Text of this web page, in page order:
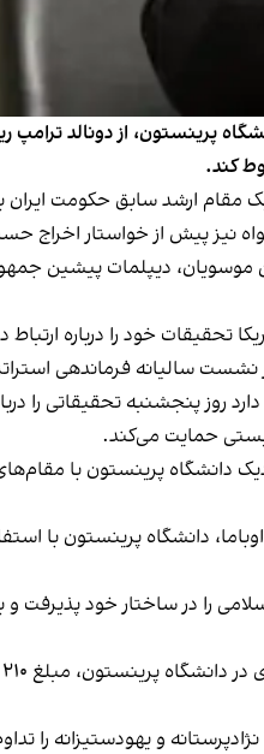
تعلیق بودجه ۲۱۰ میلیون دلاری بودجه فدرال
کند.
ارشد سابق حکومت ایران
نیز پیش از خواستار اخراج
دیپلمات پیشین
تحقیقات خود را درباره
سالیانه فرماندهی
روز پنجشنبه تحقیقاتی را
حمایت می‌کند.
دانشگاه پرینستون با
را در ساختار خود پذیرفت و